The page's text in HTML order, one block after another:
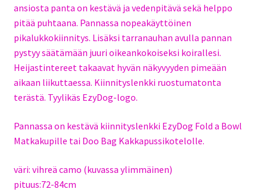
ansiosta panta on kestävä ja vedenpitävä sekä helppo
pitää puhtaana. Pannassa nopeakäyttöinen
pikalukkokiinnitys. Lisäksi tarranauhan avulla pannan
pystyy säätämään juuri oikeankokoiseksi koirallesi.
Heijastintereet takaavat hyvän näkyvyyden pimeään
aikaan liikuttaessa. Kiinnityslenkki ruostumatonta
terästä. Tyylikäs EzyDog-logo.
Pannassa on kestävä kiinnityslenkki EzyDog Fold a Bowl
Matkakupille tai Doo Bag Kakkapussikotelolle.
väri: vihreä camo (kuvassa ylimmäinen)
pituus:72-84cm